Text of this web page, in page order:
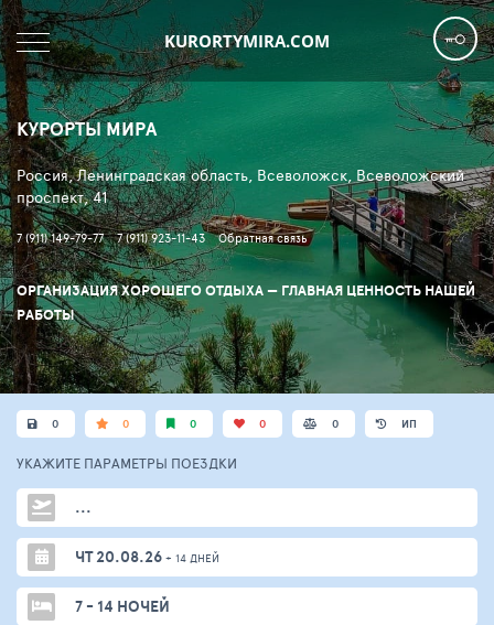
KURORTYMIRA.COM
КУРОРТЫ МИРА
Россия, Ленинградская область, Всеволожск, Всеволожский
проспект, 41
7 (911) 149-79-77 7 (911) 923-11-43 Обратная связь
ОРГАНИЗАЦИЯ ХОРОШЕГО ОТДЫХА — ГЛАВНАЯ ЦЕННОСТЬ НАШЕЙ
РАБОТЫ
0 0 0 0 0 ИП
УКАЖИТЕ ПАРАМЕТРЫ ПОЕЗДКИ
...
ЧТ 20.08.26 + 14 ДНЕЙ
7 - 14 НОЧЕЙ